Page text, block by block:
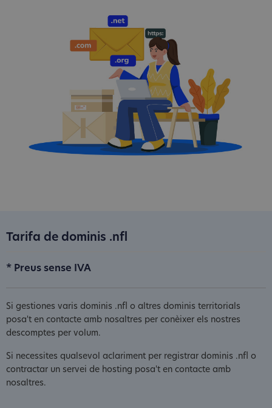
Tarifa de dominis .nfl
* Preus sense IVA
Si gestiones varis dominis .nfl o altres dominis territorials
posa't en contacte amb nosaltres per conèixer els nostres
descomptes per volum.
Si necessites qualsevol aclariment per registrar dominis .nfl o
contractar un servei de hosting posa't en contacte amb
nosaltres.